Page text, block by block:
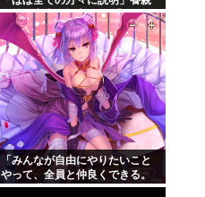
候補の宮家皇族方に 男系男子の
養子候補は「把握せず」
「みんなが自由にやりたいこと
やって、全員と仲良くできる。
そんな世界を作るために、これ